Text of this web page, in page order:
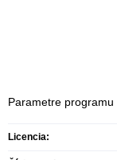
Parametre programu
Licencia: